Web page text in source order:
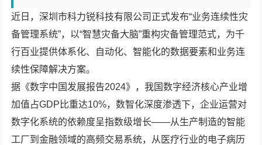
近日，深圳市科力锐科技有限公司正式发布“业务连续性灾
备管理系统”，以“智慧灾备大脑”重构灾备管理范式，为千
行百业提供体系化、自动化、智能化的数据要素和业务连
续性保障解决方案。
据《数字中国发展报告2024》，我国数字经济核心产业增
加值占GDP比重达10%，数智化深度渗透下，企业运营对
数字化系统的依赖度呈指数级增长——从生产制造的智能
工厂到金融领域的高频交易系统，从医疗行业的电子病历